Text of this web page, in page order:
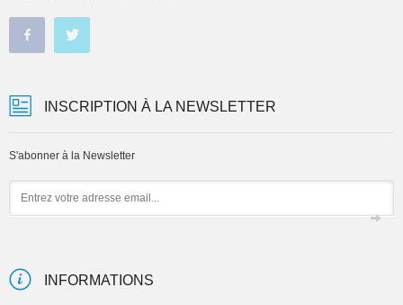
INSCRIPTION À LA NEWSLETTER
S'abonner à la Newsletter
INFORMATIONS